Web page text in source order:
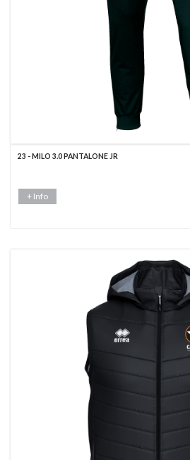
23 - MILO 3.0 PANTALONE JR
+ Info